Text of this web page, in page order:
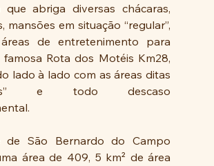
que abriga diversas chácaras,
mansões em situação “regular”,
de entretenimento para
Rota dos Motéis Km28,
lado à lado com as áreas ditas
e todo descaso
de São Bernardo do Campo
área de 409, 5 km² de área